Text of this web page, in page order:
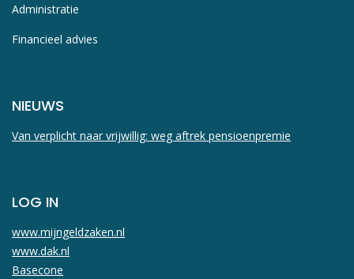
Administratie
Financieel advies
NIEUWS
Van verplicht naar vrijwillig: weg aftrek pensioenpremie
LOG IN
www.mijngeldzaken.nl
www.dak.nl
Basecone